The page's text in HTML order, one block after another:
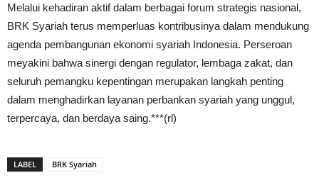
Melalui kehadiran aktif dalam berbagai forum strategis nasional,
BRK Syariah terus memperluas kontribusinya dalam mendukung
agenda pembangunan ekonomi syariah Indonesia. Perseroan
meyakini bahwa sinergi dengan regulator, lembaga zakat, dan
seluruh pemangku kepentingan merupakan langkah penting
dalam menghadirkan layanan perbankan syariah yang unggul,
terpercaya, dan berdaya saing.***(rl)
LABEL BRK Syariah